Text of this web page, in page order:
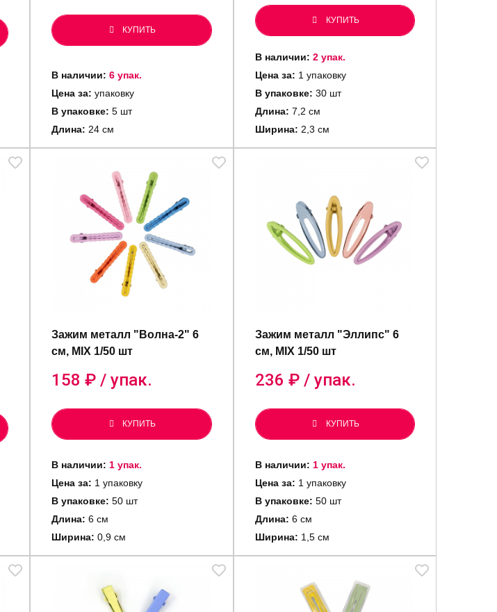
КУПИТЬ
В наличии: 6 упак.
Цена за: упаковку
В упаковке: 5 шт
Длина: 24 см
КУПИТЬ
В наличии: 2 упак.
Цена за: 1 упаковку
В упаковке: 30 шт
Длина: 7,2 см
Ширина: 2,3 см
Зажим металл "Волна-2" 6
см, MIX 1/50 шт
158 ₽ / упак.
КУПИТЬ
В наличии: 1 упак.
Цена за: 1 упаковку
В упаковке: 50 шт
Длина: 6 см
Ширина: 0,9 см
Зажим металл "Эллипс" 6
см, MIX 1/50 шт
236 ₽ / упак.
КУПИТЬ
В наличии: 1 упак.
Цена за: 1 упаковку
В упаковке: 50 шт
Длина: 6 см
Ширина: 1,5 см